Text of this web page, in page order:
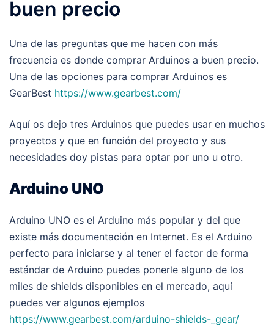
buen precio
Una de las preguntas que me hacen con más
frecuencia es donde comprar Arduinos a buen precio.
Una de las opciones para comprar Arduinos es
GearBest https://www.gearbest.com/
Aquí os dejo tres Arduinos que puedes usar en muchos
proyectos y que en función del proyecto y sus
necesidades doy pistas para optar por uno u otro.
Arduino UNO
Arduino UNO es el Arduino más popular y del que
existe más documentación en Internet. Es el Arduino
perfecto para iniciarse y al tener el factor de forma
estándar de Arduino puedes ponerle alguno de los
miles de shields disponibles en el mercado, aquí
puedes ver algunos ejemplos
https://www.gearbest.com/arduino-shields-_gear/